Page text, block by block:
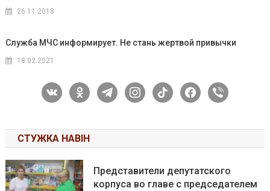
26.11.2018
Служба МЧС информирует. Не стань жертвой привычки
18.02.2021
vkontakteodnoklassniki
telegraminstagram
tiktok facebook
viber
СТУЖКА НАВІН
Представители депутатского
корпуса во главе с председателем